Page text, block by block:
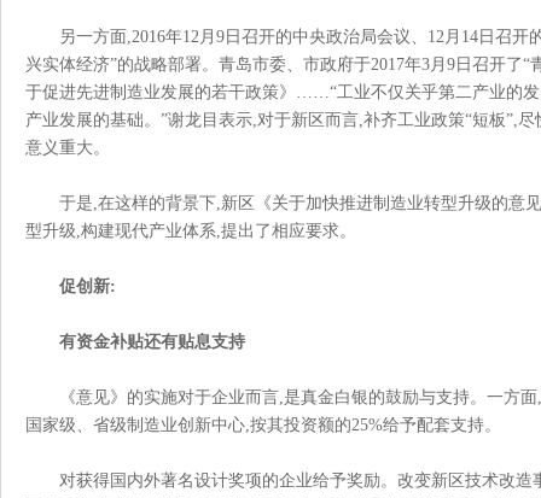
另一方面,2016年12月9日召开的中央政治局会议、12月14日召
兴实体经济”的战略部署。青岛市委、市政府于2017年3月9日召开
于促进先进制造业发展的若干政策》……“工业不仅关乎第二产业的
产业发展的基础。”谢龙目表示,对于新区而言,补齐工业政策“短板”,
意义重大。
于是,在这样的背景下,新区《关于加快推进制造业转型升级的意
型升级,构建现代产业体系,提出了相应要求。
促创新:
有资金补贴还有贴息支持
《意见》的实施对于企业而言,是真金白银的鼓励与支持。一
国家级、省级制造业创新中心,按其投资额的25%给予配套支持。
对获得国内外著名设计奖项的企业给予奖励。改变新区技术改